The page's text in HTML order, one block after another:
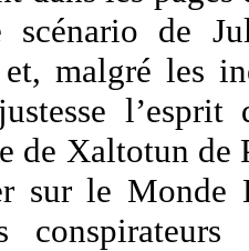
de
et, malgré les
de Xaltotun
sur le Monde